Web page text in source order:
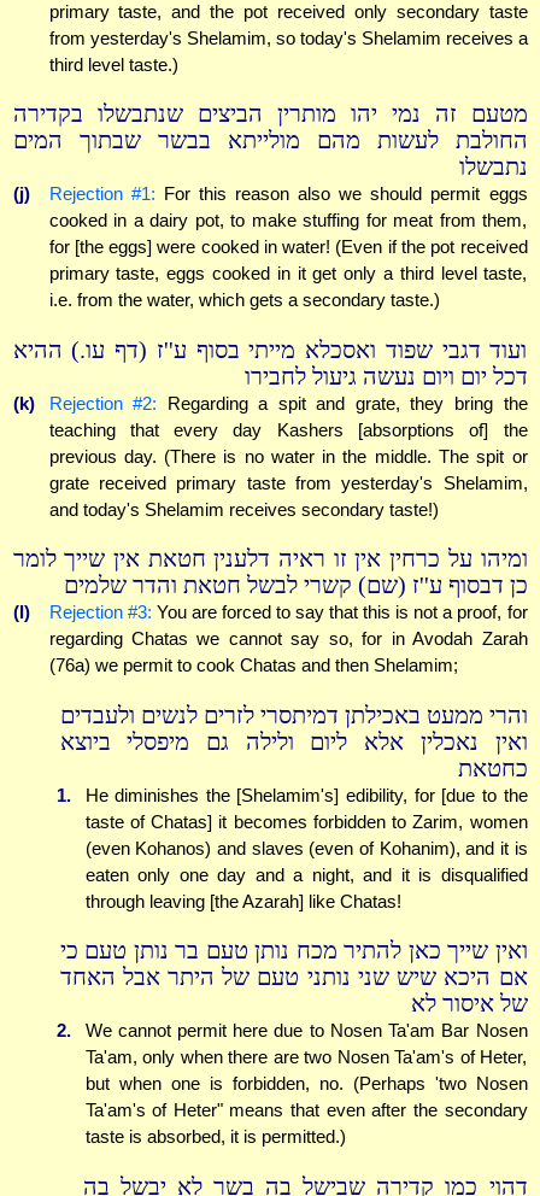
primary taste, and the pot received only secondary taste
from yesterday's Shelamim, so today's Shelamim receives a
third level taste.)
מטעם זה נמי יהו מותרין הביצים שנתבשלו בקדירה
החולבת לעשות מהם מולייתא בבשר שבתוך המים
נתבשלו
(j) Rejection #1: For this reason also we should permit eggs
cooked in a dairy pot, to make stuffing for meat from them,
for [the eggs] were cooked in water! (Even if the pot received
primary taste, eggs cooked in it get only a third level taste,
i.e. from the water, which gets a secondary taste.)
ועוד דגבי שפוד ואסכלא מייתי בסוף ע''ז (דף עו.) ההיא
דכל יום ויום נעשה גיעול לחבירו
(k) Rejection #2: Regarding a spit and grate, they bring the
teaching that every day Kashers [absorptions of] the
previous day. (There is no water in the middle. The spit or
grate received primary taste from yesterday's Shelamim,
and today's Shelamim receives secondary taste!)
ומיהו על כרחין אין זו ראיה דלענין חטאת אין שייך לומר
כן דבסוף ע''ז (שם) קשרי לבשל חטאת והדר שלמים
(l) Rejection #3: You are forced to say that this is not a proof, for
regarding Chatas we cannot say so, for in Avodah Zarah
(76a) we permit to cook Chatas and then Shelamim;
והרי ממעט באכילתן דמיתסרי לזרים לנשים ולעבדים
ואין נאכלין אלא ליום ולילה גם מיפסלי ביוצא
כחטאת
1.
He diminishes the [Shelamim's] edibility, for [due to the
taste of Chatas] it becomes forbidden to Zarim, women
(even Kohanos) and slaves (even of Kohanim), and it is
eaten only one day and a night, and it is disqualified
through leaving [the Azarah] like Chatas!
ואין שייך כאן להתיר מכח נותן טעם בר נותן טעם כי
אם היכא שיש שני נותני טעם של היתר אבל האחד
של איסור לא
2.
We cannot permit here due to Nosen Ta'am Bar Nosen
Ta'am, only when there are two Nosen Ta'am's of Heter,
but when one is forbidden, no. (Perhaps 'two Nosen
Ta'am's of Heter" means that even after the secondary
taste is absorbed, it is permitted.)
דהוי כמו קדירה שבישל בה בשר לא יבשל בה